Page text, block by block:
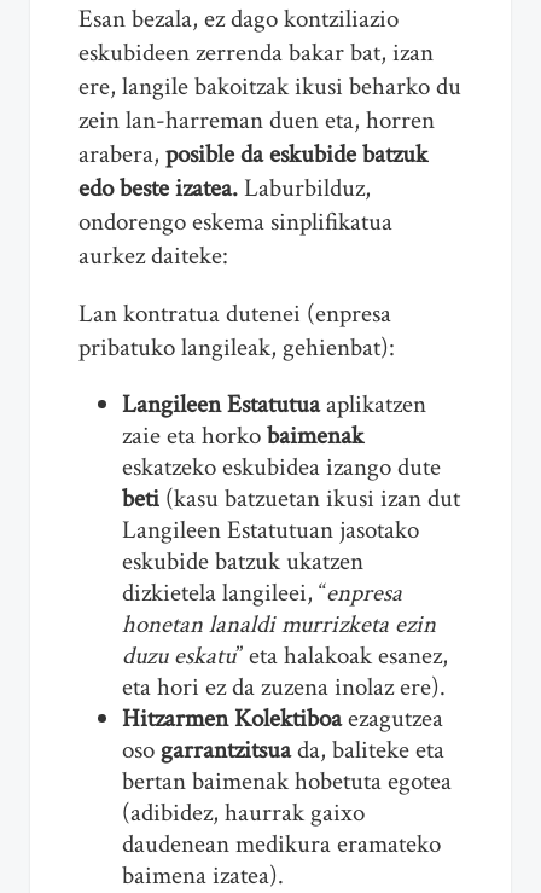
Esan bezala, ez dago kontziliazio
eskubideen zerrenda bakar bat, izan
ere, langile bakoitzak ikusi beharko du
zein lan-harreman duen eta, horren
arabera, posible da eskubide batzuk
edo beste izatea.Laburbilduz,
ondorengo eskema sinplifikatua
aurkez daiteke:
Lan kontratua dutenei (enpresa
pribatuko langileak, gehienbat):
Langileen Estatutuaaplikatzen
zaie eta horkobaimenak
eskatzeko eskubidea izango dute
beti(kasu batzuetan ikusi izan dut
Langileen Estatutuan jasotako
eskubide batzuk ukatzen
dizkietela langileei, “enpresa
honetan lanaldi murrizketa ezin
duzu eskatu” eta halakoak esanez,
eta hori ez da zuzena inolaz ere).
Hitzarmen Kolektiboaezagutzea
oso garrantzitsuada, baliteke eta
bertan baimenak hobetuta egotea
(adibidez, haurrak gaixo
daudenean medikura eramateko
baimena izatea).